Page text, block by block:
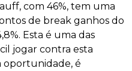
com 46%, tem uma
de break ganhos do
Esta é uma das
jogar contra esta
oportunidade, é